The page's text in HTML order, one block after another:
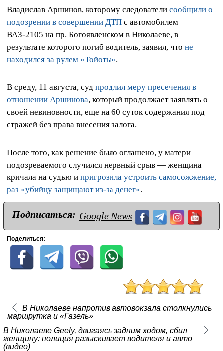
Владислав Аршинов, которому следователи сообщили о
подозрении в совершении ДТП с автомобилем
ВАЗ-2105 на пр. Богоявленском в Николаеве, в
результате которого погиб водитель, заявил, что не
находился за рулем «Тойоты».
В среду, 11 августа, суд продлил меру пресечения в
отношении Аршинова, который продолжает заявлять о
своей невиновности, еще на 60 суток содержания под
стражей без права внесения залога.
После того, как решение было оглашено, у матери
подозреваемого случился нервный срыв — женщина
кричала на судью и пригрозила устроить самосожжение,
раз «убийцу защищают из-за денег».
Подписаться: Google News
Поделиться:
В Николаеве напротив автовокзала столкнулись
маршрутка и «Газель»
В Николаеве Geely, двигаясь задним ходом, сбил
женщину: полиция разыскивает водителя и авто
(видео)